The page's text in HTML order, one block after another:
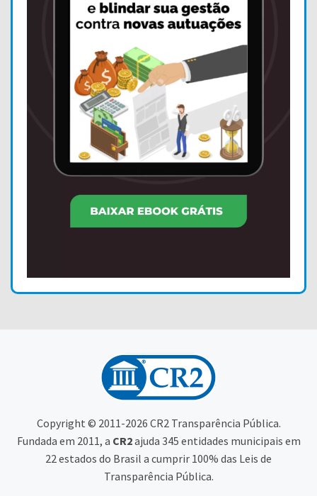
Copyright © 2011-2026 CR2 Transparência Pública.
Fundada em 2011, a CR2ajuda 345 entidades municipais em
22 estados do Brasil a cumprir 100% das Leis de
Transparência Pública.